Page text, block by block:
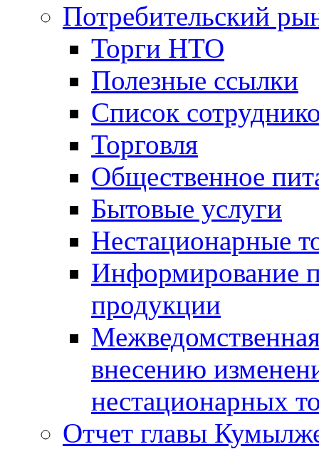
Потребительский
Торги НТО
Полезные ссылки
Список
Торговля
Общественное
Бытовые услуги
Нестационарные
Информирование
продукции
внесению
нестационарных
Отчет главы